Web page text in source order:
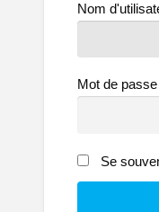
Nom
Mot de passe
Se